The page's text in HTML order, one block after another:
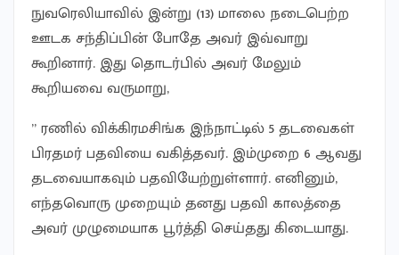
நுவரெலியாவில் இன்று (13) மாலை நடைபெற்ற
ஊடக சந்திப்பின் போதே அவர் இவ்வாறு
கூறினார். இது தொடர்பில் அவர் மேலும்
கூறியவை வருமாறு,
” ரணில் விக்கிரமசிங்க இந்நாட்டில் 5 தடவைகள்
பிரதமர் பதவியை வகித்தவர். இம்முறை 6 ஆவது
தடவையாகவும் பதவியேற்றுள்ளார். எனினும்,
எந்தவொரு முறையும் தனது பதவி காலத்தை
அவர் முழுமையாக பூர்த்தி செய்தது கிடையாது.